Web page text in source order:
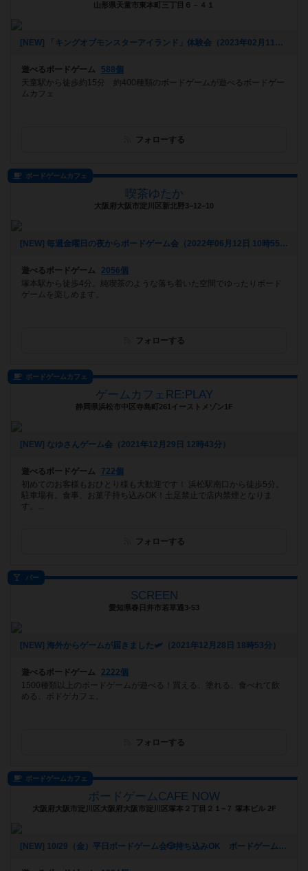
山形県天童市東本町三丁目６－４１
[NEW] 「キングオブモンスターアイランド」体験会（2023年02月11日 17時29分）
遊べるボードゲーム
588個
天童駅から徒歩約15分 約400種類のボードゲームが遊べるボードゲー
ムカフェ
フォローする
ボードゲームカフェ
喫茶ゆたか
大阪府大阪市淀川区新北野3−12−10
[NEW] 毎週金曜日の夜からボードゲーム会（2022年06月12日 10時55分）
遊べるボードゲーム
2056個
塚本駅から徒歩4分。純喫茶のような落ち着いた空間でゆったりボード
ゲームを楽しめます。
フォローする
ボードゲームカフェ
ゲームカフェRE:PLAY
静岡県浜松市中区寺島町261イーストメゾン1F
[NEW] なゆさんゲーム会（2021年12月29日 12時43分）
遊べるボードゲーム
722個
初めてのお客様もおひとり様も大歓迎です！ 浜松駅南口から徒歩5分。
駐車場有。食事、お菓子持ち込みOK！土足禁止で店内禁煙となりま
す。...
フォローする
バー
SCREEN
愛知県春日井市若草通3-53
[NEW] 海外からゲームが届きました🛩（2021年12月28日 18時53分）
遊べるボードゲーム
2222個
1500種類以上のボードゲームが遊べる！買える、塗れる、食べれて飲
める、ボドゲカフェ。
フォローする
ボードゲームカフェ
ボードゲームCAFE NOW
大阪府大阪市淀川区大阪府大阪市淀川区塚本２丁目２１−７ 塚本ビル 2F
[NEW] 10/29（金）平日ボードゲーム会🎲持ち込みOK ボードゲームCAFENOW主催《初心者さん、おひとりでの参加歓迎!!》（2021年10月22日 11時04分）